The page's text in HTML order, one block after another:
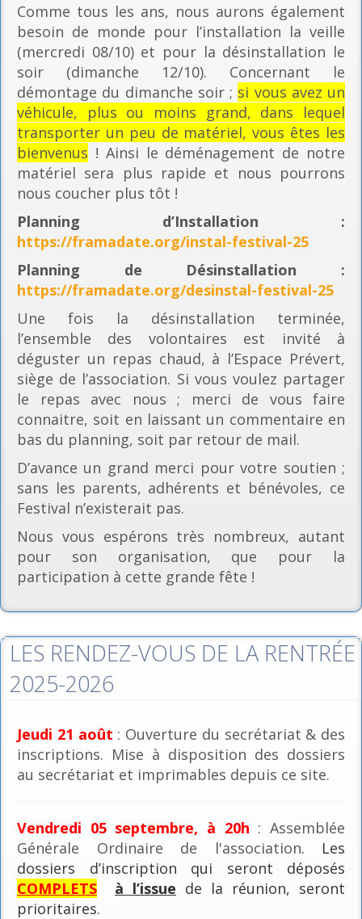
Comme tous les ans, nous aurons également
besoin de monde pour l’installation la veille
(mercredi 08/10) et pour la désinstallation le
soir (dimanche 12/10). Concernant le
démontage du dimanche soir ; si vous avez un
véhicule, plus ou moins grand, dans lequel
transporter un peu de matériel, vous êtes les
bienvenus ! Ainsi le déménagement de notre
matériel sera plus rapide et nous pourrons
nous coucher plus tôt !
Planning d’Installation :
https://framadate.org/instal-festival-25
Planning de Désinstallation :
https://framadate.org/desinstal-festival-25
Une fois la désinstallation terminée,
l’ensemble des volontaires est invité à
déguster un repas chaud, à l’Espace Prévert,
siège de l’association. Si vous voulez partager
le repas avec nous ; merci de vous faire
connaitre, soit en laissant un commentaire en
bas du planning, soit par retour de mail.
D’avance un grand merci pour votre soutien ;
sans les parents, adhérents et bénévoles, ce
Festival n’existerait pas.
Nous vous espérons très nombreux, autant
pour son organisation, que pour la
participation à cette grande fête !
LES RENDEZ-VOUS DE LA RENTRÉE
2025-2026
Jeudi 21 août : Ouverture du secrétariat & des
inscriptions. Mise à disposition des dossiers
au secrétariat et imprimables depuis ce site.
Vendredi 05 septembre, à 20h : Assemblée
Générale Ordinaire de l'association. Les
dossiers d’inscription qui seront déposés
COMPLETS
à l’issue de la réunion, seront
prioritaires.